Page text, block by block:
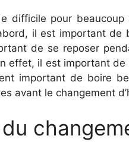
difficile pour
il est important
de se reposer
effet, il est important
important de boire
avant le changement